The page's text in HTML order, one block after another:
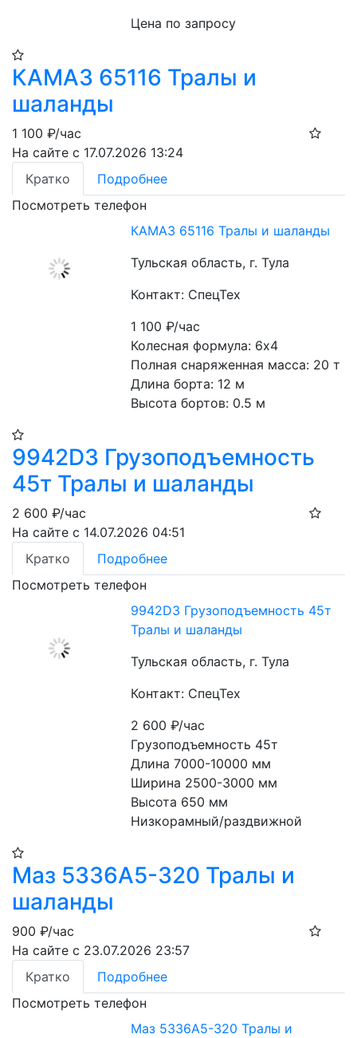
Цена по запросу
КАМАЗ 65116 Тралы и
шаланды
1 100 ₽/час
На сайте с 17.07.2026 13:24
Кратко
Подробнее
Посмотреть телефон
КАМАЗ 65116 Тралы и шаланды
Тульская область, г. Тула
Контакт: СпецТех
1 100₽/час
Колесная формула: 6х4
Полная снаряженная масса: 20 т
Длина борта: 12 м
Высота бортов: 0.5 м
9942D3 Грузоподъемность
45т Тралы и шаланды
2 600 ₽/час
На сайте с 14.07.2026 04:51
Кратко
Подробнее
Посмотреть телефон
9942D3 Грузоподъемность 45т
Тралы и шаланды
Тульская область, г. Тула
Контакт: СпецТех
2 600₽/час
Грузоподъемность 45т
Длина 7000-10000 мм
Ширина 2500-3000 мм
Высота 650 мм
Низкорамный/раздвижной
Маз 5336А5-320 Тралы и
шаланды
900 ₽/час
На сайте с 23.07.2026 23:57
Кратко
Подробнее
Посмотреть телефон
Маз 5336А5-320 Тралы и